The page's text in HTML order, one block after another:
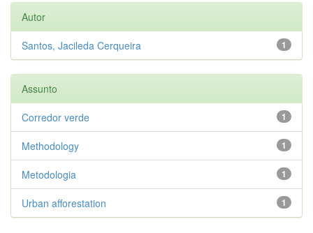
Autor
1
Santos, Jacileda Cerqueira
Assunto
1
Corredor verde
1
Methodology
1
Metodologia
1
Urban afforestation